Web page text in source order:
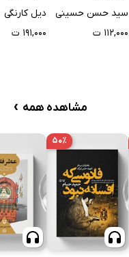
سید حسن حسینی
۱۱۲,۰۰۰ ت
خود کنیم؟
دیل کارنگی
۱۹۱,۰۰۰ ت
مشاهده همه ›
۵۰٪